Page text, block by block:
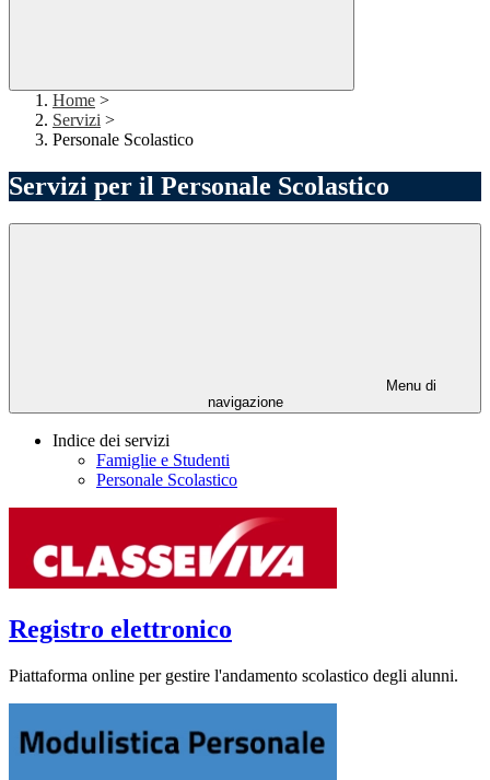
Home >
Servizi >
Personale Scolastico
Servizi per il Personale Scolastico
Menu di
navigazione
Indice dei servizi
Famiglie e Studenti
Personale Scolastico
Registro elettronico
Piattaforma online per gestire l'andamento scolastico degli alunni.